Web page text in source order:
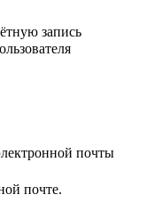
запись
почты
почте.